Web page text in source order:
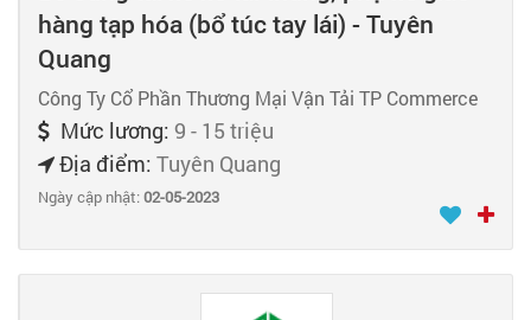
hàng tạp hóa (bổ túc tay lái) - Tuyên
Quang
Công Ty Cổ Phần Thương Mại Vận Tải TP Commerce
Mức lương: 9 - 15 triệu
Địa điểm: Tuyên Quang
Ngày cập nhật:02-05-2023